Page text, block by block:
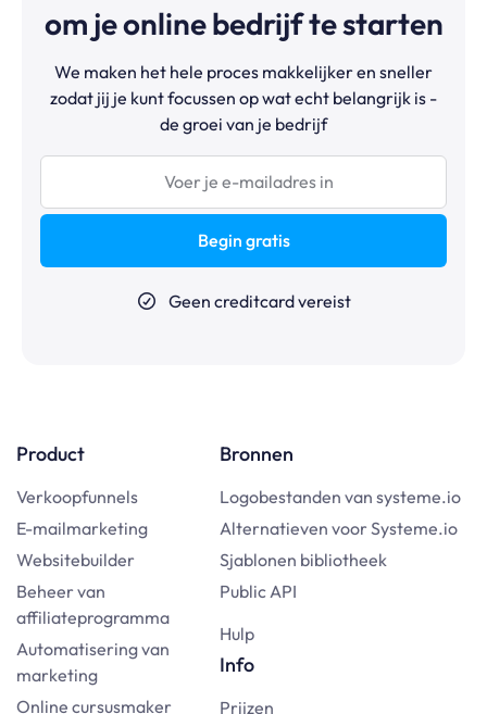
om je online bedrijf te starten
We maken het hele proces makkelijker en sneller
zodat jij je kunt focussen op wat echt belangrijk is -
de groei van je bedrijf
Begin gratis
Geen creditcard vereist
Product
Verkoopfunnels
E-mailmarketing
Websitebuilder
Beheer van
affiliateprogramma
Automatisering van
marketing
Online cursusmaker
Bronnen
Logobestanden van systeme.io
Alternatieven voor Systeme.io
Sjablonen bibliotheek
Public API
Hulp
Info
Prijzen